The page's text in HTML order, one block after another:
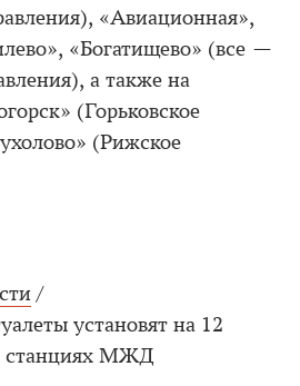
«Авиационная»,
«Богатищево» (все —
а также на
(Горьковское
(Рижское
/
установят на 12
станциях МЖД